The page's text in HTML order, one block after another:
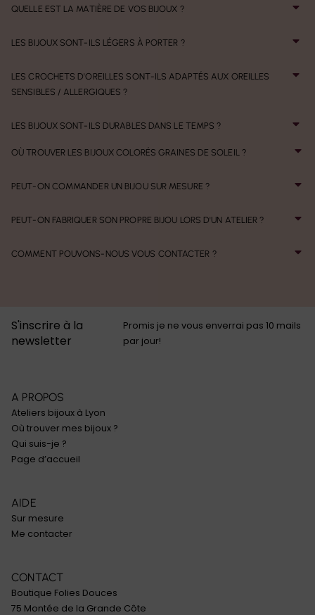
QUELLE EST LA MATIÈRE DE VOS BIJOUX ?
LES BIJOUX SONT-ILS LÉGERS À PORTER ?
LES CROCHETS D'OREILLES SONT-ILS ADAPTÉS AUX OREILLES
SENSIBLES / ALLERGIQUES ?
LES BIJOUX SONT-ILS DURABLES DANS LE TEMPS ?
OÙ TROUVER LES BIJOUX COLORÉS GRAINES DE SOLEIL ?
PEUT-ON COMMANDER UN BIJOU SUR MESURE ?
PEUT-ON FABRIQUER SON PROPRE BIJOU LORS D'UN ATELIER ?
COMMENT POUVONS-NOUS VOUS CONTACTER ?
CONTACT
Boutique Folies Douces
75 Montée de la Grande Côte
AIDE
Sur mesure
Me contacter
A PROPOS
Ateliers bijoux à Lyon
Où trouver mes bijoux ?
Qui suis-je ?
Page d’accueil
S'inscrire à la
newsletter
Promis je ne vous enverrai pas 10 mails
par jour!